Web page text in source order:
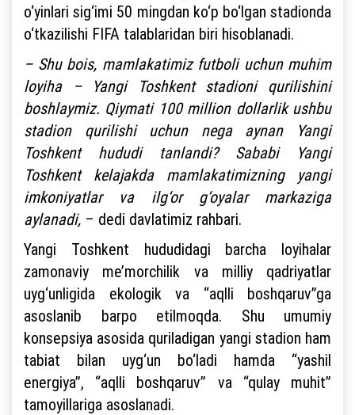
o‘yinlari sig‘imi 50 mingdan ko‘p bo‘lgan stadionda
o‘tkazilishi FIFA talablaridan biri hisoblanadi.
– Shu bois, mamlakatimiz futboli uchun muhim
loyiha – Yangi Toshkent stadioni qurilishini
boshlaymiz. Qiymati 100 million dollarlik ushbu
stadion qurilishi uchun nega aynan Yangi
Toshkent hududi tanlandi? Sababi Yangi
Toshkent kelajakda mamlakatimizning yangi
imkoniyatlar va ilg‘or g‘oyalar markaziga
aylanadi, – dedi davlatimiz rahbari.
Yangi Toshkent hududidagi barcha loyihalar
zamonaviy me’morchilik va milliy qadriyatlar
uyg‘unligida ekologik va “aqlli boshqaruv”ga
asoslanib barpo etilmoqda. Shu umumiy
konsepsiya asosida quriladigan yangi stadion ham
tabiat bilan uyg‘un bo‘ladi hamda “yashil
energiya”, “aqlli boshqaruv” va “qulay muhit”
tamoyillariga asoslanadi.